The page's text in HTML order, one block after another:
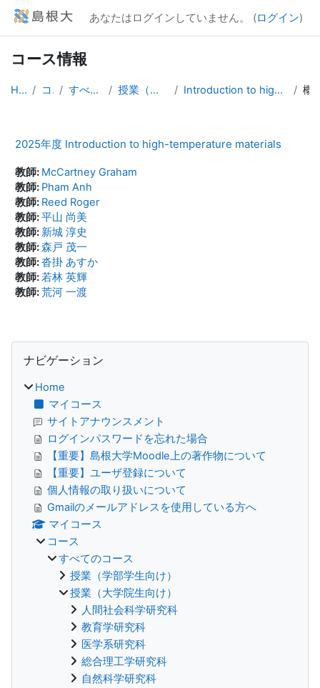
メインコンテンツへスキップする
あなたはログインしていません。 (ログイン)
コース情報
Home コース すべてのコース 授業（大学院生向け） Introduction to high-temperature materials
2025年度 Introduction to high-temperature materials
教師: McCartney Graham
教師: Pham Anh
教師: Reed Roger
教師:平山 尚美
教師: 新城 淳史
教師:森戸 茂一
教師:沓掛 あすか
教師:若林 英輝
教師:荒河 一渡
ブロック
ナビゲーション
Home
マイコース
サイトアナウンスメント
ログインパスワードを忘れた場合
【重要】島根大学Moodle上の著作物について
【重要】ユーザ登録について
個人情報の取り扱いについて
Gmailのメールアドレスを使用している方へ
マイコース
コース
すべてのコース
授業（学部学生向け）
授業（大学院生向け）
人間社会科学研究科
教育学研究科
医学系研究科
総合理工学研究科
自然科学研究科